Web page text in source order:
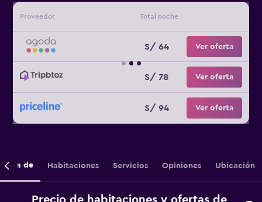
Proveedor Total noche
S/ 64 Ver oferta
S/ 78 Ver oferta
S/ 94 Ver oferta
de Habitaciones Servicios Opiniones Ubicación
Precio de habitaciones y ofertas de